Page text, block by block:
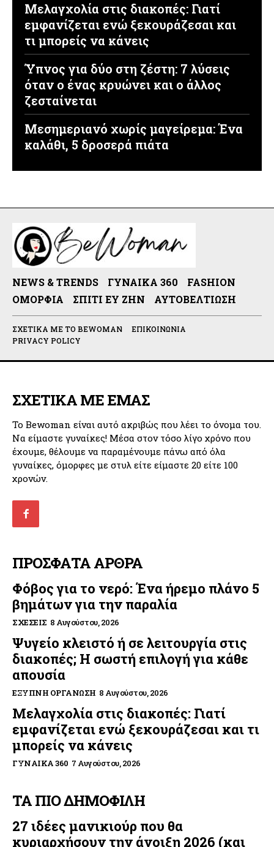
Μελαγχολία στις διακοπές: Γιατί
εμφανίζεται ενώ ξεκουράζεσαι και
τι μπορείς να κάνεις
Ύπνος για δύο στη ζέστη: 7 λύσεις
όταν ο ένας κρυώνει και ο άλλος
ζεσταίνεται
Μεσημεριανό χωρίς μαγείρεμα: Ένα
καλάθι, 5 δροσερά πιάτα
NEWS & TRENDS ΓΥΝΑΊΚΑ 360
FASHION
ΟΜΟΡΦΙΆ
ΣΠΊΤΙ ΕΥ ΖΗΝ ΑΥΤΟΒΕΛΤΊΩΣΗ
ΣΧΕΤΙΚΆ ΜΕ ΤΟ BEWOMAN
ΕΠΙΚΟΙΝΩΝΊΑ
PRIVACY POLICY
ΣΧΕΤΙΚΑ ΜΕ ΕΜΑΣ
Το Bewoman είναι αυτό ακριβώς που λέει το όνομα του.
Να είμαστε γυναίκες! Μέσα στον τόσο λίγο χρόνο που
έχουμε, θέλουμε να παραμένουμε πάνω από όλα
γυναίκες, όμορφες με στυλ είτε είμαστε 20 είτε 100
χρονών.
ΠΡΟΣΦΑΤΑ ΑΡΘΡΑ
Φόβος για το νερό: Ένα ήρεμο πλάνο 5
βημάτων για την παραλία
ΣΧΈΣΕΙΣ 8 Αυγούστου, 2026
Ψυγείο κλειστό ή σε λειτουργία στις
διακοπές; Η σωστή επιλογή για κάθε
απουσία
ΈΞΥΠΝΗ ΟΡΓΆΝΩΣΗ 8 Αυγούστου, 2026
Μελαγχολία στις διακοπές: Γιατί
εμφανίζεται ενώ ξεκουράζεσαι και τι
μπορείς να κάνεις
ΓΥΝΑΊΚΑ 360 7 Αυγούστου, 2026
ΤΑ ΠΙΟ ΔΗΜΟΦΙΛΗ
27 ιδέες μανικιούρ που θα
κυριαρχήσουν την άνοιξη 2026 (και